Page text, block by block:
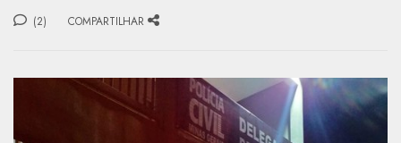
(2) COMPARTILHAR